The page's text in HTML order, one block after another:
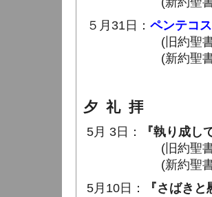
５月31日： ペンテコ
(旧約聖書)エゼ
(新約聖書)ヨハ
夕 礼 拝
5月 3日：
『執り成し
(旧約聖書)詩編
(新約聖書)ロー
5月10日：
『さばきと